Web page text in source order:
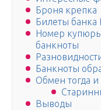
Броня крепка
Билеты банка
Номер купюры
банкноты
Банкноты
Обмен тогда и
Выводы